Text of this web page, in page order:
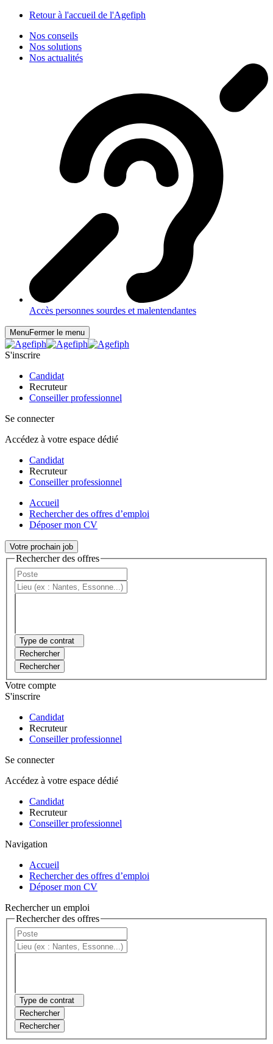
Retour à l'accueil de l'Agefiph
Nos conseils
Nos solutions
Nos actualités
Accès personnes sourdes et malentendantes
MenuFermer le menu
S'inscrire
Candidat
Recruteur
Conseiller professionnel
Se connecter
Accédez à votre espace dédié
Candidat
Recruteur
Conseiller professionnel
Accueil
Rechercher des offres d’emploi
Déposer mon CV
Votre prochain job
Rechercher des offres
Type de contrat
Rechercher
Rechercher
Votre compte
S'inscrire
Candidat
Recruteur
Conseiller professionnel
Se connecter
Accédez à votre espace dédié
Candidat
Recruteur
Conseiller professionnel
Navigation
Accueil
Rechercher des offres d’emploi
Déposer mon CV
Rechercher un emploi
Rechercher des offres
Type de contrat
Rechercher
Rechercher